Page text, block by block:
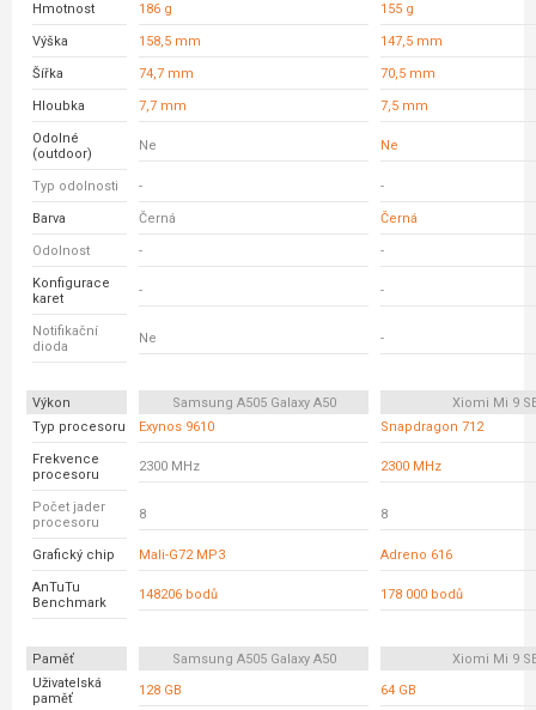
Hmotnost 186 g 155 g
Výška 158,5 mm 147,5 mm
Šířka 74,7 mm 70,5 mm
Hloubka 7,7 mm 7,5 mm
Odolné
(outdoor)
Ne Ne
Typ odolnosti - -
Barva Černá Černá
Odolnost - -
Konfigurace
karet
- -
Notifikační
dioda
Ne -
Výkon Samsung A505 Galaxy A50
Xiomi Mi 9
Typ procesoru
Exynos 9610 Snapdragon 712
Frekvence
procesoru
2300 MHz 2300 MHz
Počet jader
procesoru
8 8
Grafický chip Mali-G72 MP3 Adreno 616
AnTuTu
Benchmark
148206 bodů 178 000 bodů
Paměť Samsung A505 Galaxy A50
Xiomi Mi 9
Uživatelská
paměť
128 GB 64 GB